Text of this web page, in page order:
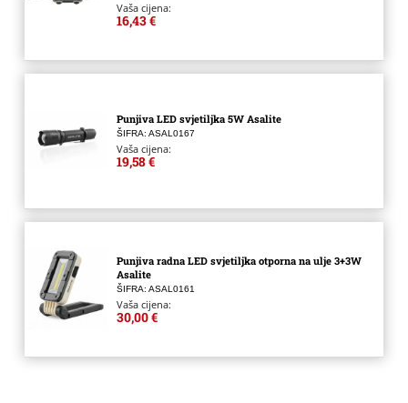
Vaša cijena:
16,43 €
Punjiva LED svjetiljka 5W Asalite
ŠIFRA: ASAL0167
Vaša cijena:
19,58 €
Punjiva radna LED svjetiljka otporna na ulje 3+3W
Asalite
ŠIFRA: ASAL0161
Vaša cijena:
30,00 €